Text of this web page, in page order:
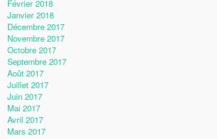
Février 2018
Janvier 2018
Décembre 2017
Novembre 2017
Octobre 2017
Septembre 2017
Août 2017
Juillet 2017
Juin 2017
Mai 2017
Avril 2017
Mars 2017